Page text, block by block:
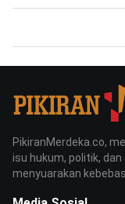
PikiranMerdeka.co,
isu hukum, politik,
menyuarakan